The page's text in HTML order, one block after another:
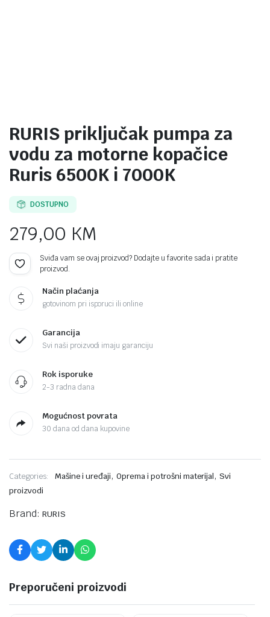
RURIS priključak pumpa za
vodu za motorne kopačice
Ruris 6500K i 7000K
DOSTUPNO
279,00 KM
Sviđa vam se ovaj proizvod? Dodajte u favorite sada i pratite
proizvod.
Način plaćanja
gotovinom pri isporuci ili online
Garancija
Svi naši proizvodi imaju garanciju
Rok isporuke
2-3 radna dana
Mogućnost povrata
30 dana od dana kupovine
Categories: Mašine i uređaji,Oprema i potrošni materijal,Svi
proizvodi
Brand: RURIS
Preporučeni proizvodi